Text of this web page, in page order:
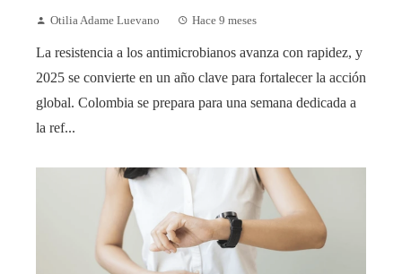
Otilia Adame Luevano Hace 9 meses
La resistencia a los antimicrobianos avanza con rapidez, y
2025 se convierte en un año clave para fortalecer la acción
global. Colombia se prepara para una semana dedicada a
la ref...